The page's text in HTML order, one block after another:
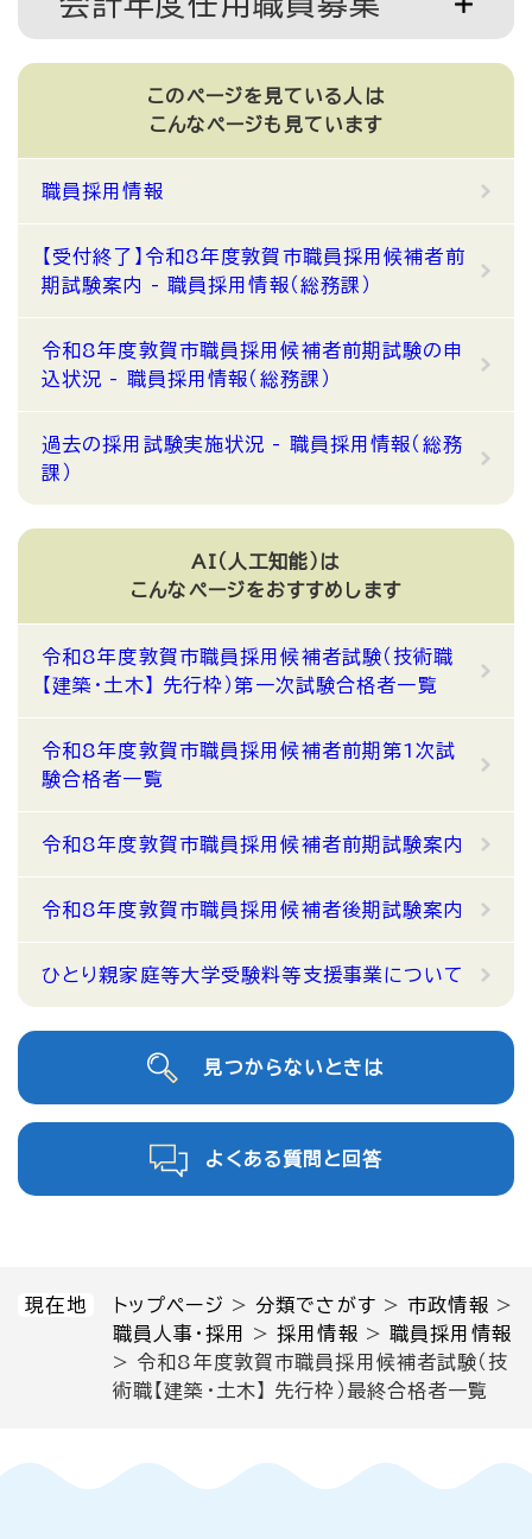
現在地 トップページ >分類でさがす >市政情報 >
職員人事・採用
>採用情報 >職員採用情報
> 令和8年度敦賀市職員採用候補者試験（技
術職【建築・土木】 先行枠）最終合格者一覧
このページを見ている人は
こんなページも見ています
職員採用情報
【受付終了】令和8年度敦賀市職員採用候補者前
期試験案内 - 職員採用情報（総務課）
令和8年度敦賀市職員採用候補者前期試験の申
込状況 - 職員採用情報（総務課）
過去の採用試験実施状況 - 職員採用情報（総務
課）
AI（人工知能）は
こんなページをおすすめします
令和8年度敦賀市職員採用候補者試験（技術職
【建築・土木】 先行枠）第一次試験合格者一覧
令和8年度敦賀市職員採用候補者前期第1次試
験合格者一覧
令和8年度敦賀市職員採用候補者前期試験案内
令和8年度敦賀市職員採用候補者後期試験案内
ひとり親家庭等大学受験料等支援事業について
見つからないときは
よくある質問と回答